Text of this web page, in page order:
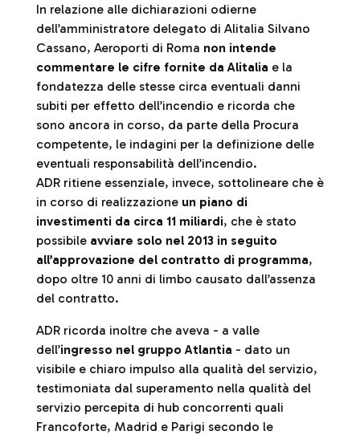
In relazione alle dichiarazioni odierne
dell’amministratore delegato di Alitalia Silvano
Cassano, Aeroporti di Roma non intende
commentare le cifre fornite da Alitalia e la
fondatezza delle stesse circa eventuali danni
subiti per effetto dell’incendio e ricorda che
sono ancora in corso, da parte della Procura
competente, le indagini per la definizione delle
eventuali responsabilità dell’incendio.
ADR ritiene essenziale, invece, sottolineare che è
in corso di realizzazione un piano di
investimenti da circa 11 miliardi, che è stato
possibile avviare solo nel 2013 in seguito
all’approvazione del contratto di programma,
dopo oltre 10 anni di limbo causato dall’assenza
del contratto.
ADR ricorda inoltre che aveva - a valle
dell’ingresso nel gruppo Atlantia - dato un
visibile e chiaro impulso alla qualità del servizio,
testimoniata dal superamento nella qualità del
servizio percepita di hub concorrenti quali
Francoforte, Madrid e Parigi secondo le